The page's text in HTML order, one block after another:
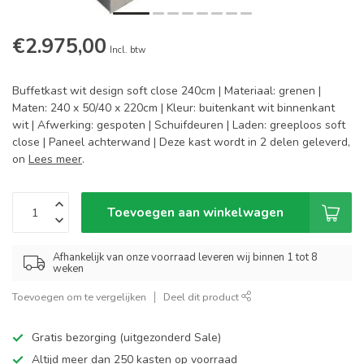
€2.975,00 Incl. btw
Buffetkast wit design soft close 240cm | Materiaal: grenen |
Maten: 240 x 50/40 x 220cm | Kleur: buitenkant wit binnenkant
wit | Afwerking: gespoten | Schuifdeuren | Laden: greeploos soft
close | Paneel achterwand | Deze kast wordt in 2 delen geleverd,
on Lees meer.
Toevoegen aan winkelwagen
Afhankelijk van onze voorraad leveren wij binnen 1 tot 8
weken
Toevoegen om te vergelijken Deel dit product
Gratis bezorging (uitgezonderd Sale)
Altijd meer dan 250 kasten op voorraad